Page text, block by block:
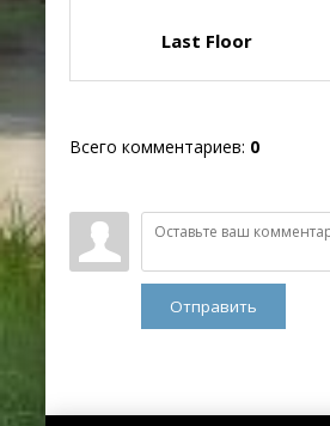
Last Floor
Всего комментариев: 0
Отправить